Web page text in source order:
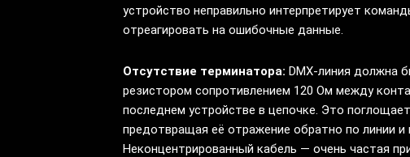
устройство неправильно интерпретирует
отреагировать на ошибочные данные.
Отсутствие терминатора: DMX-линия должна
резистором сопротивлением 120 Ом между
последнем устройстве в цепочке. Это
предотвращая её отражение обратно по линии и
Неконцентрированный кабель — очень частая